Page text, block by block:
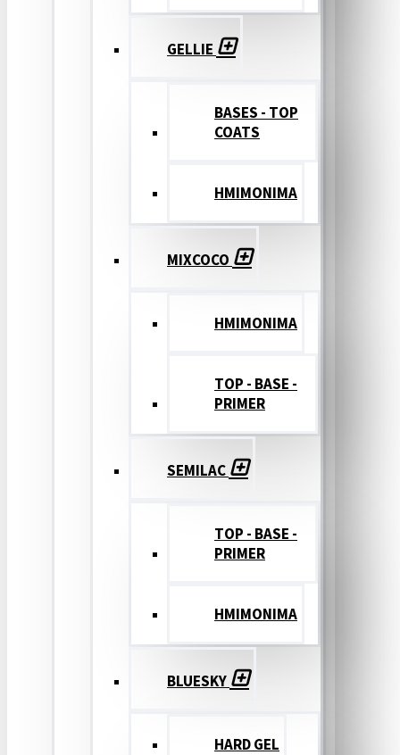
GELLIE
BASES - TOP
COATS
ΗΜΙΜΟΝΙΜΑ
MIXCOCO
HMIMONIMA
TOP - BASE -
PRIMER
SEMILAC
TOP - BASE -
PRIMER
ΗΜΙΜΟΝΙΜΑ
BLUESKY
HARD GEL